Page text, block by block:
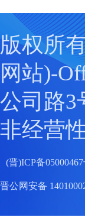
版权所
网站)-
公司路
非经营
(晋)ICP备05000467
晋公网安备